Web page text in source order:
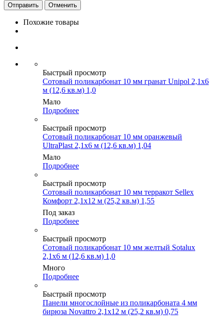
Отменить
Похожие товары
Быстрый просмотр
Сотовый поликарбонат 10 мм гранат Unipol 2,1х6
м (12,6 кв.м) 1,0
Мало
Подробнее
Быстрый просмотр
Сотовый поликарбонат 10 мм оранжевый
UltraPlast 2,1х6 м (12,6 кв.м) 1,04
Мало
Подробнее
Быстрый просмотр
Сотовый поликарбонат 10 мм терракот Sellex
Комфорт 2,1х12 м (25,2 кв.м) 1,55
Под заказ
Подробнее
Быстрый просмотр
Сотовый поликарбонат 10 мм желтый Sotalux
2,1х6 м (12,6 кв.м) 1,0
Много
Подробнее
Быстрый просмотр
Панели многослойные из поликарбоната 4 мм
бирюза Novattro 2,1х12 м (25,2 кв.м) 0,75